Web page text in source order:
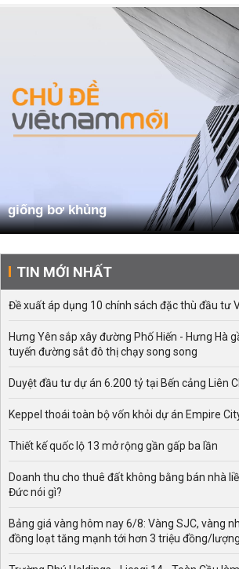
giống bơ khủng
TIN MỚI NHẤT
Đề xuất áp dụng 10 chính sách đặc thù đầu tư
Hưng Yên sắp xây đường Phố Hiến - Hưng Hà
tuyến đường sắt đô thị chạy song song
Duyệt đầu tư dự án 6.200 tỷ tại Bến cảng Liên
Keppel thoái toàn bộ vốn khỏi dự án Empire
Thiết kế quốc lộ 13 mở rộng gần gấp ba lần
Doanh thu cho thuê đất không bằng bán nhà
Đức nói gì?
Bảng giá vàng hôm nay 6/8: Vàng SJC, vàng
đồng loạt tăng mạnh tới hơn 3 triệu đồng/lượng